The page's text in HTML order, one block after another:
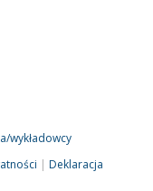
wykładowcy
|Deklaracja